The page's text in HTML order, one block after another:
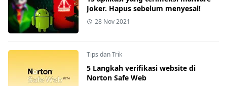
Joker. Hapus sebelum menyesal!
28 Nov 2021
Tips dan Trik
5 Langkah verifikasi website di
Norton Safe Web